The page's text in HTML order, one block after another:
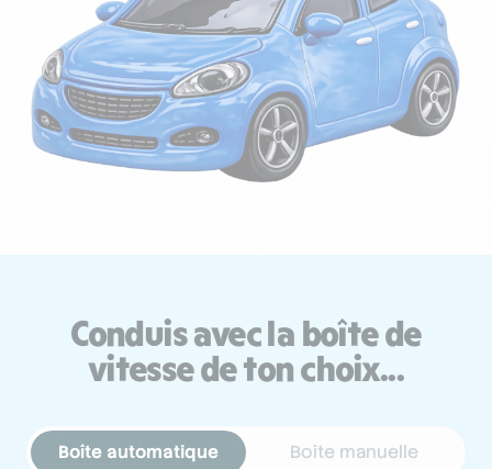
Conduis avec la boîte de
vitesse de ton choix...
Boîte automatique Boîte manuelle